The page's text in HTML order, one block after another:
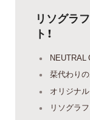
リソグラ
ト！
NEUTRAL
栞代わり
オリジナル
リソグラフ